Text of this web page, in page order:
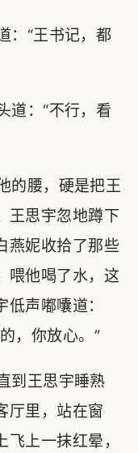
：“王书记，都
道：“不行，看
的腰，硬是把王
王思宇忽地蹲下
燕妮收拾了那些
喂他喝了水，这
声嘟囔道：
，你放心。”
到王思宇睡熟
厅里，站在窗
上一抹红晕，